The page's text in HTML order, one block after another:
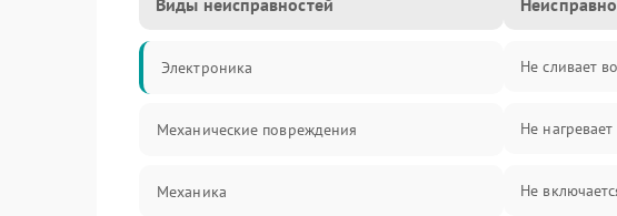
Виды неисправностей
Электроника
Механические повреждения
Механика
Не сливает
Не
Не